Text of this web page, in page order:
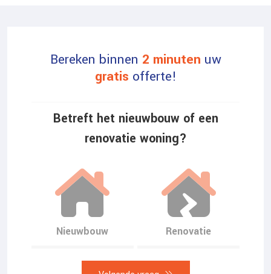
Bereken binnen 2 minuten uw
gratis offerte!
Betreft het nieuwbouw of een
renovatie woning?
Nieuwbouw Renovatie
1
2
0
0
5
0
5
4
6
7
8
9
0